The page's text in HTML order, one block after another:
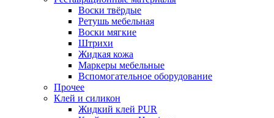
Воски твёрдые
Ретушь мебельная
Воски мягкие
Штрихи
Жидкая кожа
Маркеры мебельные
Вспомогательное оборудование
Прочее
Клей и силикон
Жидкий клей PUR